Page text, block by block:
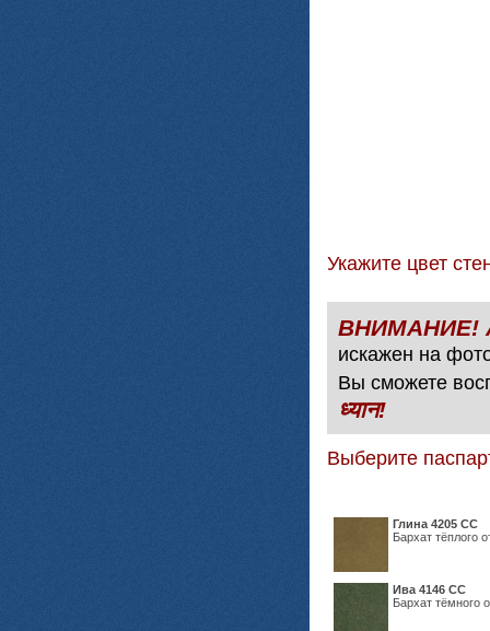
Укажите цвет
искажен на
Вы сможете
ध्यान!
Выберите
Глина 4205 СС
Бархат тёплого
Ива 4146 СС
Бархат тёмного